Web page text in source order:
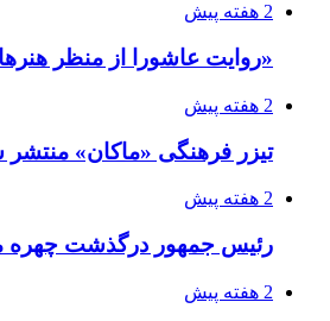
2 هفته پیش
«روایت عاشورا از منظر
2 هفته پیش
تیزر فرهنگی «ماکان» منتشر
2 هفته پیش
رئیس جمهور درگذشت چهره
2 هفته پیش